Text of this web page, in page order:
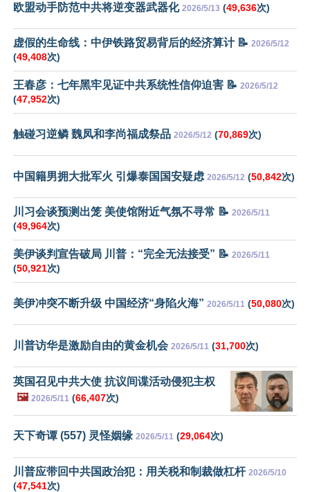
欧盟动手防范中共将逆变器武器化 2026/5/13 (49,636次)
虚假的生命线：中伊铁路贸易背后的经济算计 📝 2026/5/12
(49,408次)
王春彦：七年黑牢见证中共系统性信仰迫害 📝 2026/5/12
(47,952次)
触碰习逆鳞 魏凤和李尚福成祭品 2026/5/12 (70,869次)
中国籍男拥大批军火 引爆泰国国安疑虑 2026/5/12 (50,842次)
川习会谈预测出笼 美使馆附近气氛不寻常 📝 2026/5/11
(49,964次)
美伊谈判宣告破局 川普：“完全无法接受” 📝 2026/5/11
(50,921次)
美伊冲突不断升级 中国经济“身陷火海” 2026/5/11 (50,080次)
川普访华是激励自由的黄金机会 2026/5/11 (31,700次)
英国召见中共大使 抗议间谍活动侵犯主权
🖼️ 2026/5/11 (66,407次)
天下奇谭 (557) 灵怪姻缘 2026/5/11 (29,064次)
川普应带回中共国政治犯：用关税和制裁做杠杆 2026/5/10
(47,541次)